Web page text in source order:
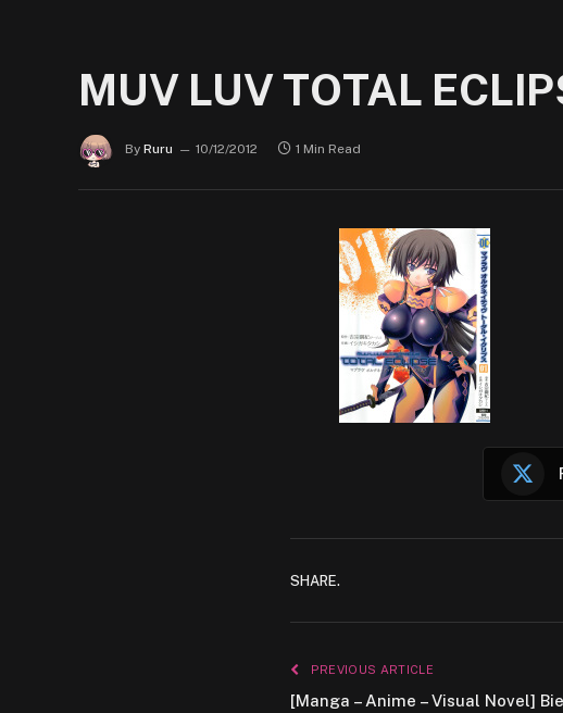
MUV LUV TOTAL
By Ruru 10/12/2012 1 Min Read
SHARE.
PREVIOUS ARTICLE
[Manga – Anime – Visual Novel]